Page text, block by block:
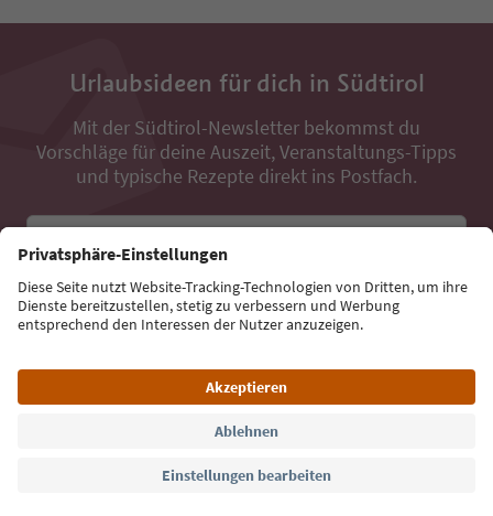
Urlaubsideen für dich in Südtirol
Mit der Südtirol-Newsletter bekommst du
Vorschläge für deine Auszeit, Veranstaltungs-Tipps
und typische Rezepte direkt ins Postfach.
Jetzt anmelden